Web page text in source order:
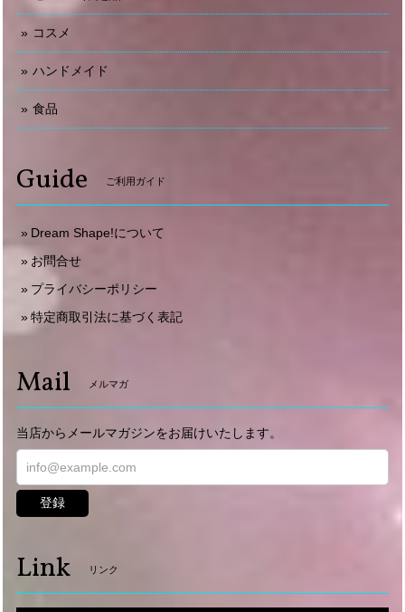
コスメ
ハンドメイド
食品
Guide ご利用ガイド
Dream Shape!について
お問合せ
プライバシーポリシー
特定商取引法に基づく表記
Mail メルマガ
当店からメールマガジンをお届けいたします。
登録
Link リンク